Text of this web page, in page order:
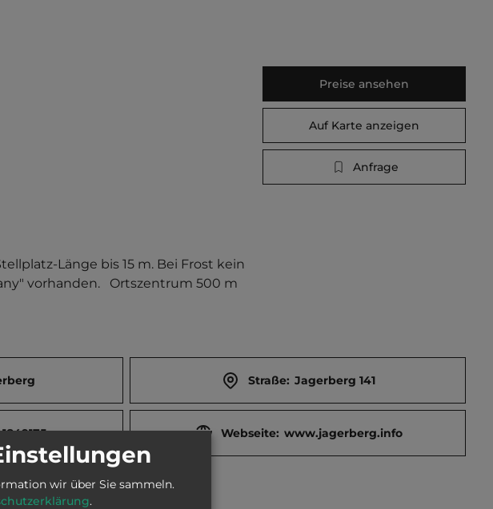
Preise ansehen
Auf Karte anzeigen
Anfrage
Länge bis 15 m. Bei Frost kein
vorhanden.   Ortszentrum 500 m
Straße: Jagerberg 141
Webseite: www.jagerberg.info
8231
wir über Sie sammeln.
.